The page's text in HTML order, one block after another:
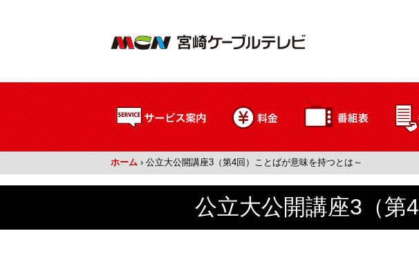
ホーム › 公立大公開講座3（第4回）ことばが意味を持つとは～
公立大公開講座3（第